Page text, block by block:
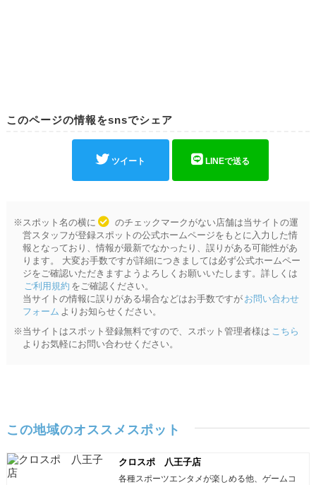
このページの情報をsnsでシェア
ツイート LINEで送る
※スポット名の横に
のチェックマークがない店舗は当サイトの運
営スタッフが登録スポットの公式ホームページをもとに入力した情
報となっており、情報が最新でなかったり、誤りがある可能性があ
ります。 大変お手数ですが詳細につきましては必ず公式ホームペー
ジをご確認いただきますようよろしくお願いいたします。詳しくは
ご利用規約 をご確認ください。
当サイトの情報に誤りがある場合などはお手数ですが お問い合わせ
フォーム よりお知らせください。
※当サイトはスポット登録無料ですので、スポット管理者様は こちら
よりお気軽にお問い合わせください。
この地域のオススメスポット
クロスポ 八王子店
各種スポーツエンタメが楽しめる他、ゲームコ